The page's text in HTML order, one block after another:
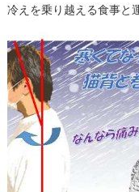
冷えを乗り越える食事と